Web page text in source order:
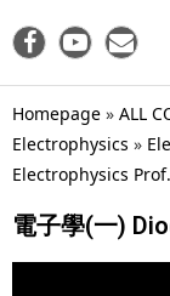
Homepage » ALL
Electrophysics »
Electrophysics
電子學(一)